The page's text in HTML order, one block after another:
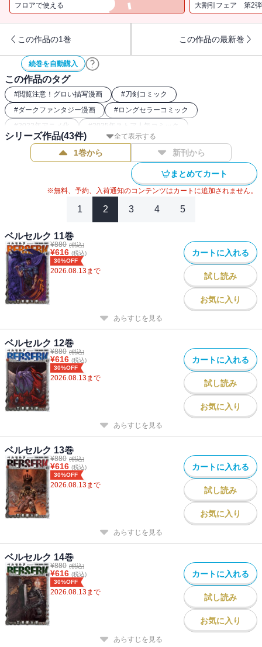
フロアで使える
大割引フェア 第2弾
この作品の1巻 この作品の最新巻
続巻を自動購入
この作品のタグ
#閲覧注意！グロい描写漫画 #刀剣コミック
#ダークファンタジー漫画 #ロングセラーコミック
#2022年アニメ化 #2025年ストア人気コミック
#2016年アニメ化 #バトルコミック #復讐コミック
本格ファンタジー漫画 2017年アニメ化
全て表示する
シリーズ作品(43件)
1巻から 新刊から
まとめてカート
※無料、予約、入荷通知のコンテンツはカートに追加されません。
1 2 3 4 5
ベルセルク 11巻
¥880 (税込)
¥616 (税込)
30%OFF
2026.08.13まで
カートに入れる
試し読み
お気に入り
あらすじを見る
ベルセルク 12巻
¥880 (税込)
¥616 (税込)
30%OFF
2026.08.13まで
カートに入れる
試し読み
お気に入り
あらすじを見る
ベルセルク 13巻
¥880 (税込)
¥616 (税込)
30%OFF
2026.08.13まで
カートに入れる
試し読み
お気に入り
あらすじを見る
ベルセルク 14巻
¥880 (税込)
¥616 (税込)
30%OFF
2026.08.13まで
カートに入れる
試し読み
お気に入り
あらすじを見る